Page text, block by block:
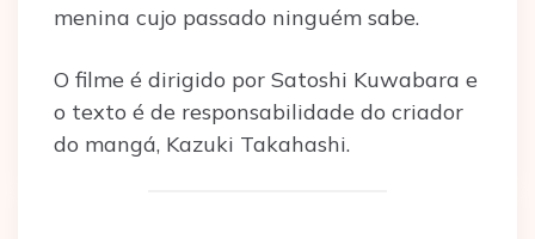
menina cujo passado ninguém sabe.
O filme é dirigido por Satoshi Kuwabara e
o texto é de responsabilidade do criador
do mangá, Kazuki Takahashi.